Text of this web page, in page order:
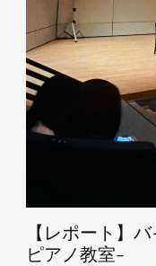
【レポート】
ピアノ教室-